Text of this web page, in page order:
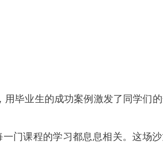
用毕业生的成功案例激发了同学们
门课程的学习都息息相关。这场